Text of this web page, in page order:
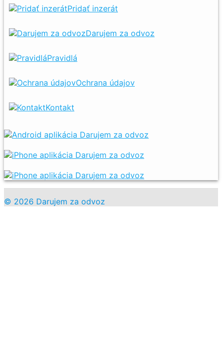
Pridať inzerát
Darujem za odvoz
Pravidlá
Ochrana údajov
Kontakt
© 2026 Darujem za odvoz